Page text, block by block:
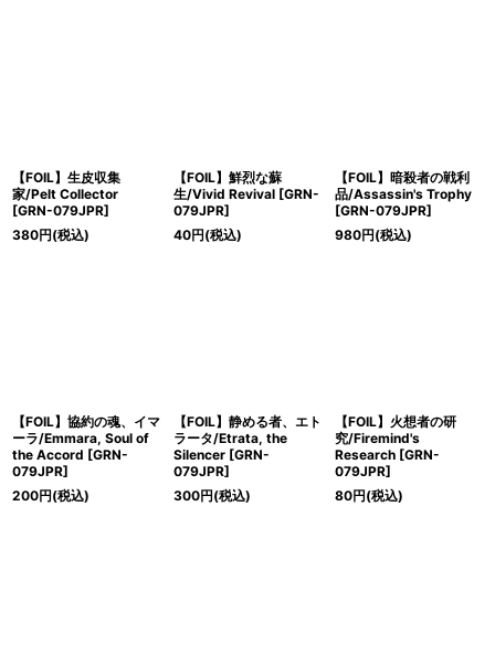
【FOIL】生皮収集
家/Pelt Collector
[GRN-079JPR]
380円(税込)
【FOIL】鮮烈な蘇
生/Vivid Revival [GRN-
079JPR]
40円(税込)
【FOIL】暗殺者の戦利
品/Assassin's Trophy
[GRN-079JPR]
980円(税込)
【FOIL】協約の魂、イマ
ーラ/Emmara, Soul of
the Accord [GRN-
079JPR]
200円(税込)
【FOIL】静める者、エト
ラータ/Etrata, the
Silencer [GRN-
079JPR]
300円(税込)
【FOIL】火想者の研
究/Firemind's
Research [GRN-
079JPR]
80円(税込)